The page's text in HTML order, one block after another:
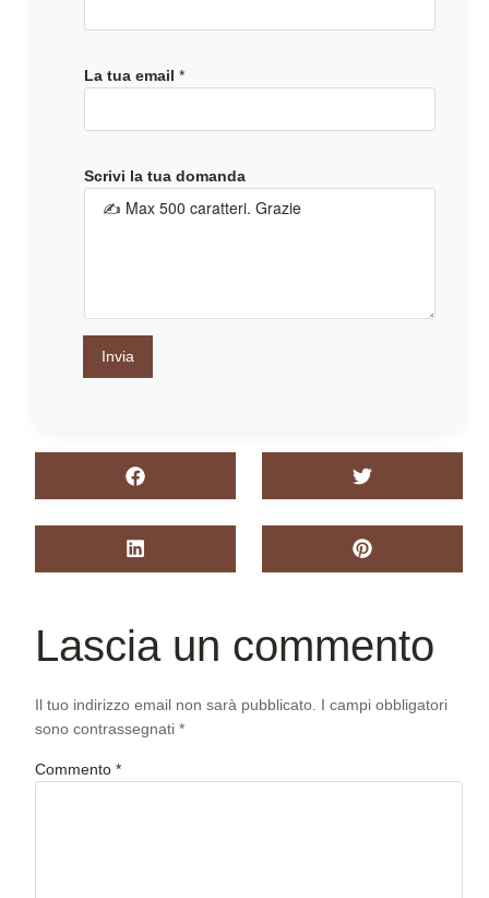
*
La tua email *
Scrivi la tua domanda
Invia
Lascia un commento
Il tuo indirizzo email non sarà pubblicato. I campi obbligatori
sono contrassegnati *
Commento *